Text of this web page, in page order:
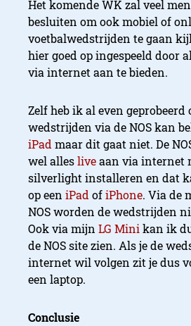
Het komende WK zal veel
besluiten om ook mobiel of
voetbalwedstrijden te gaan
hier goed op ingespeeld door
via internet aan te bieden.
Zelf heb ik al even geprobeerd
wedstrijden via de NOS kan
iPad maar dit gaat niet. De
wel allesliveaan via internet
silverlight installeren en dat
op een iPad ofiPhone. Via de
NOS worden de wedstrijden
Ook via mijn LG Minikan ik
de NOS site zien. Als je de
internet wil volgen zit je dus
een laptop.
Conclusie